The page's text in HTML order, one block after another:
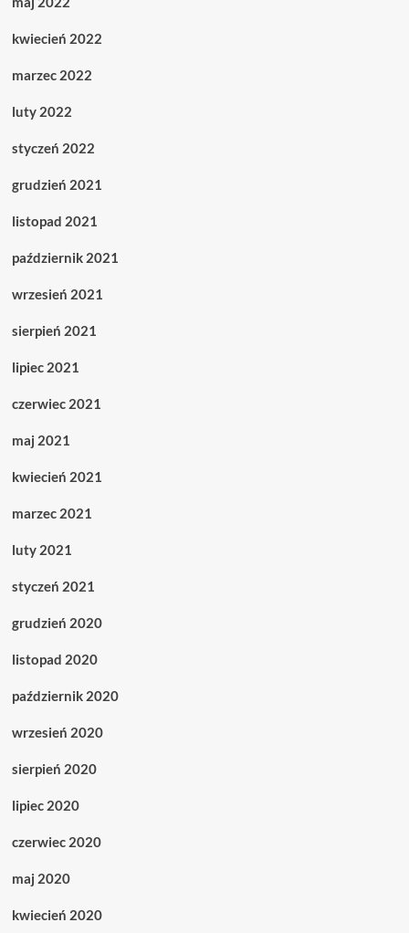
kwiecień 2022
marzec 2022
luty 2022
styczeń 2022
grudzień 2021
listopad 2021
październik 2021
wrzesień 2021
sierpień 2021
lipiec 2021
czerwiec 2021
maj 2021
kwiecień 2021
marzec 2021
luty 2021
styczeń 2021
grudzień 2020
listopad 2020
październik 2020
wrzesień 2020
sierpień 2020
lipiec 2020
czerwiec 2020
maj 2020
kwiecień 2020